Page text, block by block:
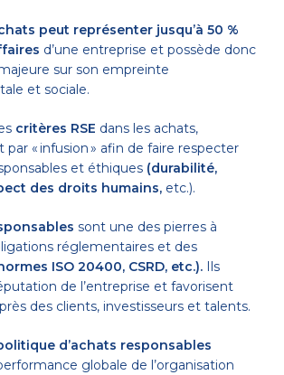
peut représenter jusqu’à 50 %
d’une entreprise et possède donc
sur son empreinte
et sociale.
critères RSE dans les achats,
par « infusion » afin de faire respecter
et éthiques (durabilité,
des droits humains,etc.).
sont une des pierres à
réglementaires et des
ISO 20400, CSRD, etc.).Ils
de l’entreprise et favorisent
des clients, investisseurs et talents.
d’achats responsables
globale de l’organisation